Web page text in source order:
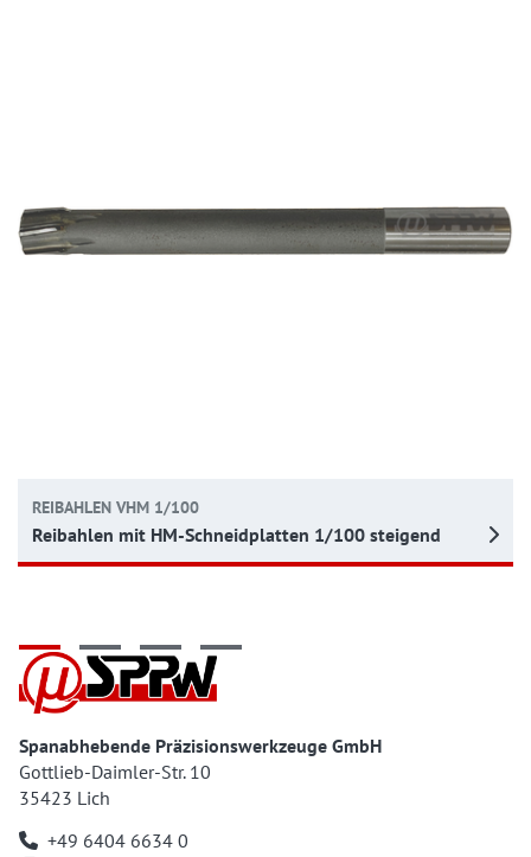
REIBAHLEN VHM 1/100
Reibahlen mit HM-Schneidplatten 1/100 steigend
Spanabhebende Präzisionswerkzeuge GmbH
Gottlieb-Daimler-Str. 10
35423 Lich
+49 6404 6634 0